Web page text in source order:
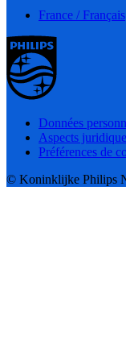
France / Français
Données
Aspects
Préférences de
© Koninklijke Philips